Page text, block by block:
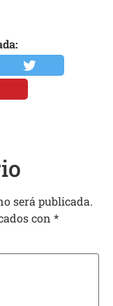
será publicada.
con *